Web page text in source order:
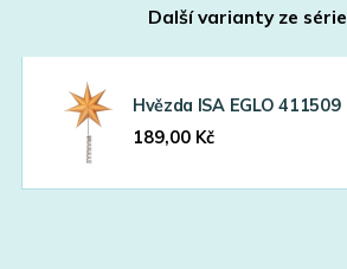
Další varianty ze série
Hvězda ISA EGLO 411509
189,00 Kč